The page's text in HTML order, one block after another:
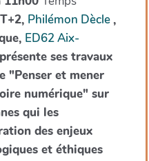
Philémon Dècle,
ED62 Aix-
ses travaux
"Penser et mener
numérique" sur
qui les
des enjeux
et éthiques